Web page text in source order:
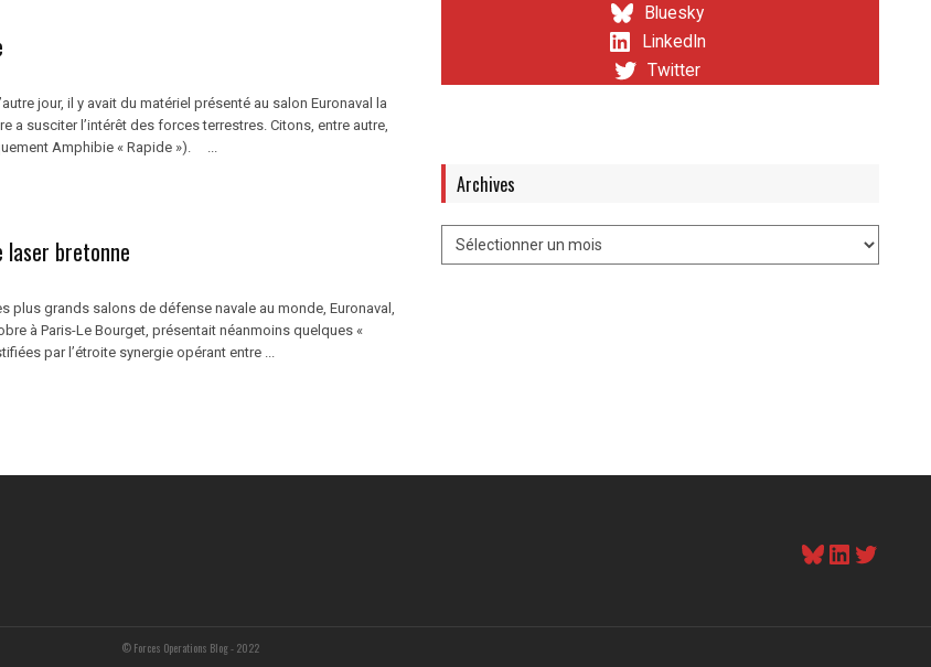
jour, il y avait du matériel présenté au salon Euronaval la
a susciter l’intérêt des forces terrestres. Citons, entre autre,
Amphibie « Rapide »). ...
laser bretonne
plus grands salons de défense navale au monde, Euronaval,
à Paris-Le Bourget, présentait néanmoins quelques «
par l’étroite synergie opérant entre ...
Bluesky
LinkedIn
Twitter
Archives
Bluesky
© Forces Operations Blog - 2022